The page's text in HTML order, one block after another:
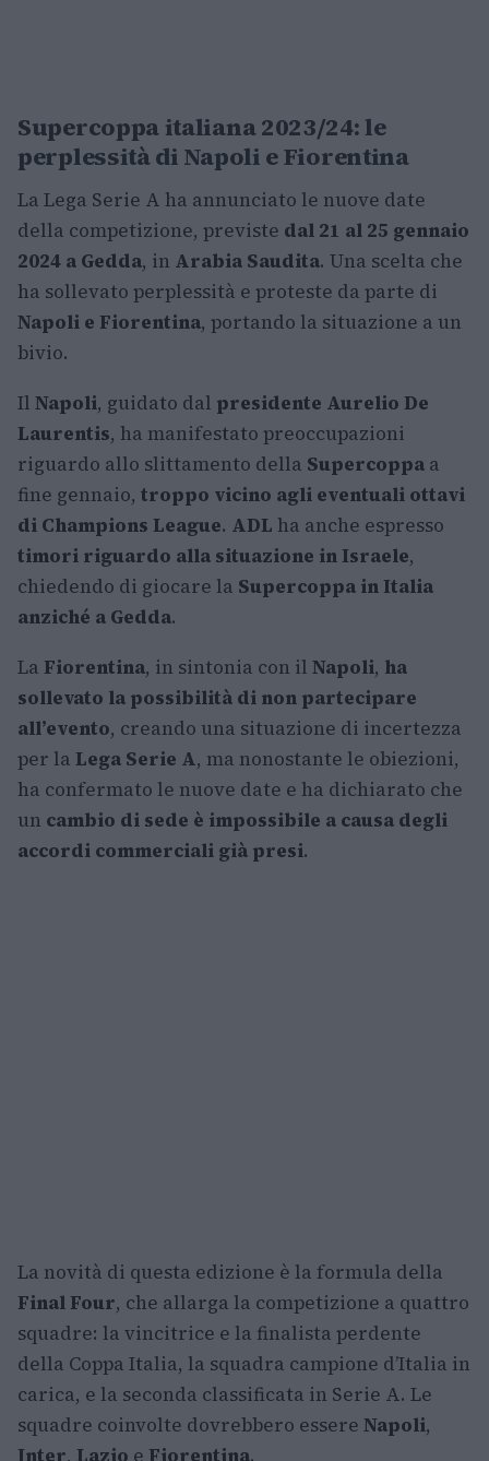
Supercoppa italiana 2023/24: le
perplessità di Napoli e Fiorentina
La Lega Serie A ha annunciato le nuove date
della competizione, previste dal 21 al 25 gennaio
2024 a Gedda, in Arabia Saudita. Una scelta che
ha sollevato perplessità e proteste da parte di
Napoli e Fiorentina, portando la situazione a un
bivio.
Il Napoli, guidato dal presidente Aurelio De
Laurentis, ha manifestato preoccupazioni
riguardo allo slittamento della Supercoppa a
fine gennaio, troppo vicino agli eventuali ottavi
di Champions League. ADL ha anche espresso
timori riguardo alla situazione in Israele,
chiedendo di giocare la Supercoppa in Italia
anziché a Gedda.
La Fiorentina, in sintonia con il Napoli, ha
sollevato la possibilità di non partecipare
all’evento, creando una situazione di incertezza
per la Lega Serie A, ma nonostante le obiezioni,
ha confermato le nuove date e ha dichiarato che
un cambio di sede è impossibile a causa degli
accordi commerciali già presi.
La novità di questa edizione è la formula della
Final Four, che allarga la competizione a quattro
squadre: la vincitrice e la finalista perdente
della Coppa Italia, la squadra campione d’Italia in
carica, e la seconda classificata in Serie A. Le
squadre coinvolte dovrebbero essere Napoli,
Inter, Lazio e Fiorentina.